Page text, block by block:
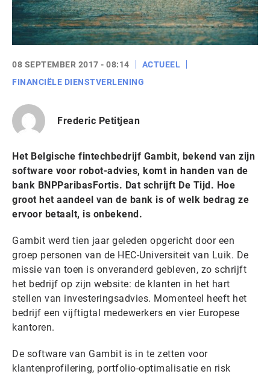
08 SEPTEMBER 2017 - 08:14
ACTUEEL
FINANCIËLE DIENSTVERLENING
Frederic Petitjean
Het Belgische fintechbedrijf Gambit, bekend van zijn
software voor robot-advies, komt in handen van de
bank BNPParibasFortis. Dat schrijft De Tijd. Hoe
groot het aandeel van de bank is of welk bedrag ze
ervoor betaalt, is onbekend.
Gambit werd tien jaar geleden opgericht door een
groep personen van de HEC-Universiteit van Luik. De
missie van toen is onveranderd gebleven, zo schrijft
het bedrijf op zijn website: de klanten in het hart
stellen van investeringsadvies. Momenteel heeft het
bedrijf een vijftigtal medewerkers en vier Europese
kantoren.
De software van Gambit is in te zetten voor
klantenprofilering, portfolio-optimalisatie en risk